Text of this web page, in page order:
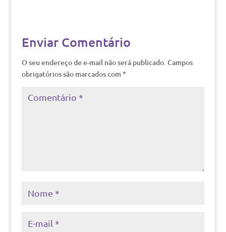
Enviar Comentário
O seu endereço de e-mail não será publicado. Campos
obrigatórios são marcados com *